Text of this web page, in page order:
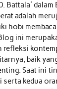
Battala' dalam
adalah
hobi
ini
refleksi
baik
Saat ini
serta kedua